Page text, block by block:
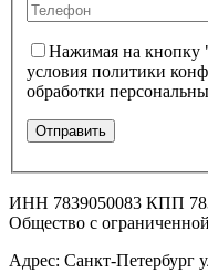
Нажимая на кнопку
условия политики
обработки
ИНН 7839050083 КПП
Общество с
Адрес: Санкт-Петербург